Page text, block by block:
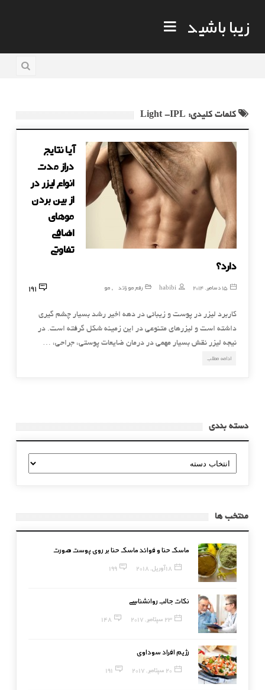
زیبا باشید
کلمات کلیدی: Light -IPL
آیا نتایج
دراز مدت
انواع لیزر در
از بین بردن
موهای
اضافی
تفاوتی
دارد؟
15 دسامبر, 2014 habibi رفع مو زائد , مو 191
کاربرد لیزر در پوست و زیبائی در دهه اخیر رشد بسیار چشم گیری
داشته است و لیزرهای متنوعی در این زمینه شکل گرفته است. در
نیجه لیزر نقش بسیار مهمی در درمان ضایعات پوستی، جراحی، …
ادامه مطلب
دسته بندی
دسته
بندی
منتخب ها
ماسک حنا و فوائد ماسک حنا بر روی پوست صورت
18 آوریل, 2018 199
نکات جالب روانشناسی
23 سپتامبر, 2017 148
رژیم افراد سوداوی
20 سپتامبر, 2017 191